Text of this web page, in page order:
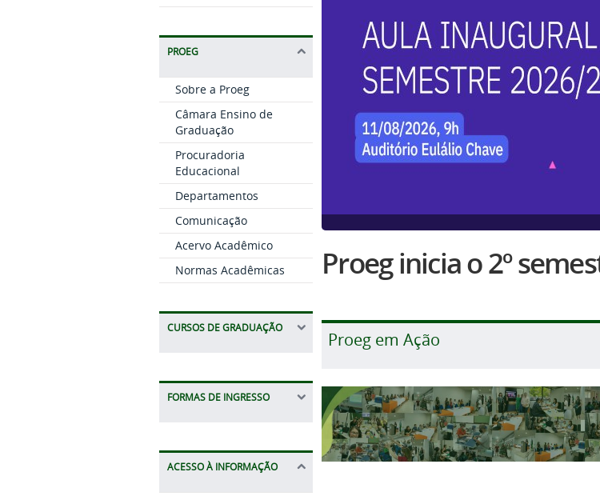
PROEG
Sobre a Proeg
Câmara Ensino de
Graduação
Procuradoria
Educacional
Departamentos
Comunicação
Acervo Acadêmico
Normas Acadêmicas
CURSOS DE GRADUAÇÃO
FORMAS DE INGRESSO
ACESSO À INFORMAÇÃO
Proeg inicia o 2º
Proeg em Ação